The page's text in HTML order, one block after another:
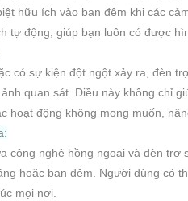
hữu ích vào ban đêm khi các
tự động, giúp bạn luôn có được
có sự kiện đột ngột xảy ra, đèn
quan sát. Điều này không chỉ
hoạt động không mong muốn,
công nghệ hồng ngoại và đèn trợ
hoặc ban đêm. Người dùng có
mọi nơi.